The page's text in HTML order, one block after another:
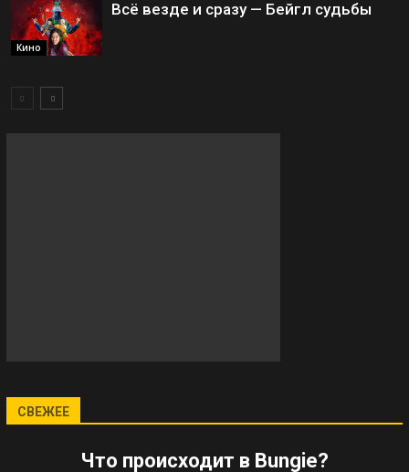
Кино
Всё везде и сразу — Бейгл судьбы
СВЕЖЕЕ
Что происходит в Bungie?